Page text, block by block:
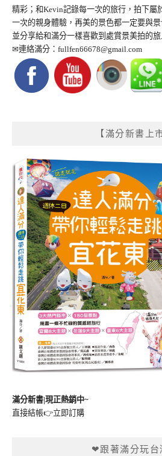
精彩；和Kevin記錄每一次的旅行，拍下屬
一次的親身體驗，再美的景色都一定要與
並分享給和滿分一樣喜歡到處賞景美拍的旅
✉連絡滿分： fullfen66678@gmail.com
【滿分新書上
滿分新書|現正熱銷中~
直接結帳👉立即訂購
❤跟著滿分玩